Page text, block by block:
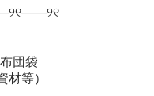
団袋
材等）